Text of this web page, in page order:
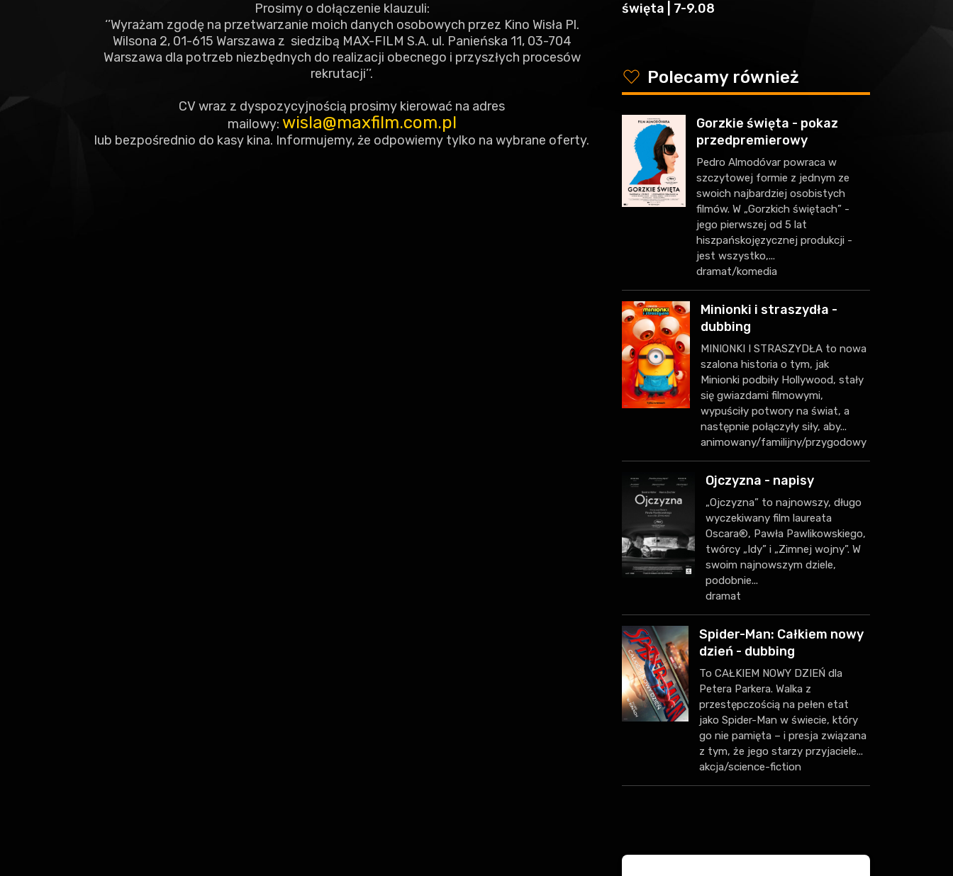
Prosimy o dołączenie klauzuli:
‘’Wyrażam zgodę na przetwarzanie moich danych osobowych przez Kino Wisła Pl.
Wilsona 2, 01-615 Warszawa z siedzibą MAX-FILM S.A. ul. Panieńska 11, 03-704
Warszawa dla potrzeb niezbędnych do realizacji obecnego i przyszłych procesów
rekrutacji’’.
CV wraz z dyspozycyjnością prosimy kierować na adres
mailowy: wisla@maxfilm.com.pl
lub bezpośrednio do kasy kina. Informujemy, że odpowiemy tylko na wybrane oferty.
święta | 7-9.08
y Polecamy również
Gorzkie święta - pokaz
przedpremierowy
Pedro Almodóvar powraca w
szczytowej formie z jednym ze
swoich najbardziej osobistych
filmów. W „Gorzkich świętach” -
jego pierwszej od 5 lat
hiszpańskojęzycznej produkcji -
jest wszystko,...
dramat/komedia
Minionki i straszydła -
dubbing
MINIONKI I STRASZYDŁA to nowa
szalona historia o tym, jak
Minionki podbiły Hollywood, stały
się gwiazdami filmowymi,
wypuściły potwory na świat, a
następnie połączyły siły, aby...
animowany/familijny/przygodowy
Ojczyzna - napisy
„Ojczyzna” to najnowszy, długo
wyczekiwany film laureata
Oscara®, Pawła Pawlikowskiego,
twórcy „Idy” i „Zimnej wojny”. W
swoim najnowszym dziele,
podobnie...
dramat
Spider-Man: Całkiem nowy
dzień - dubbing
To CAŁKIEM NOWY DZIEŃ dla
Petera Parkera. Walka z
przestępczością na pełen etat
jako Spider-Man w świecie, który
go nie pamięta – i presja związana
z tym, że jego starzy przyjaciele...
akcja/science-fiction